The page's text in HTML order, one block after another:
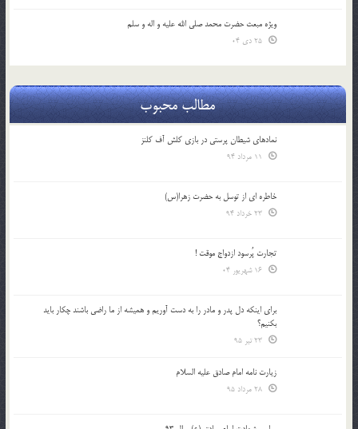
ویژه مبعث حضرت محمد صلی الله علیه و اله و سلم
مطالب محبوب
نمادهای شیطان پرستی در بازی کلش آف کلنز
خاطره ای از توسل به حضرت زهرا(س)
تجارت پُرسود ازدواج موقت !
براي اينكه دل پدر و مادر را به دست آوريم و هميشه از ما راضي باشند چكار بايد
بكنيم؟
زیارت نامه امام صادق علیه السلام